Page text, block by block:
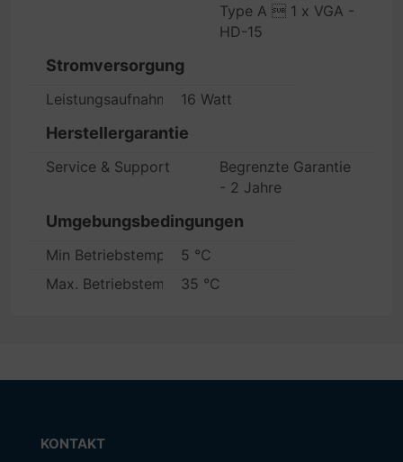
Type A  1 x VGA -
HD-15
Stromversorgung
Leistungsaufnahme im Betrieb
16 Watt
Herstellergarantie
Service & Support
Begrenzte Garantie
- 2 Jahre
Umgebungsbedingungen
Min Betriebstemperatur
5 °C
Max. Betriebstemperatur
35 °C
KONTAKT